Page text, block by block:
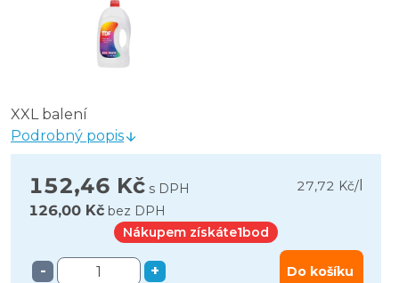
XXL balení
Podrobný popis
152,46 Kč s DPH 27,72 Kč/
126,00 Kč bez DPH
Nákupem získáte1bod
- + Do košíku